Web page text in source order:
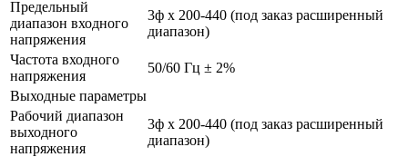
Предельный
диапазон входного
напряжения
3ф х 200-440 (под заказ расширенный
диапазон)
Частота входного
напряжения
50/60 Гц ± 2%
Выходные параметры
Рабочий диапазон
выходного
напряжения
3ф х 200-440 (под заказ расширенный
диапазон)